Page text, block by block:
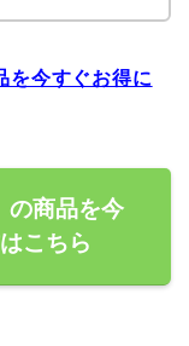
を今すぐお得に
の商品を今
こちら